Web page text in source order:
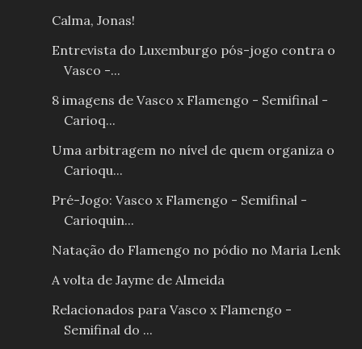
Calma, Jonas!
Entrevista do Luxemburgo pós-jogo contra o
Vasco -...
8 imagens de Vasco x Flamengo - Semifinal -
Carioq...
Uma arbitragem no nível de quem organiza o
Carioqu...
Pré-Jogo: Vasco x Flamengo - Semifinal -
Carioquin...
Natação do Flamengo no pódio no Maria Lenk
A volta de Jayme de Almeida
Relacionados para Vasco x Flamengo -
Semifinal do ...